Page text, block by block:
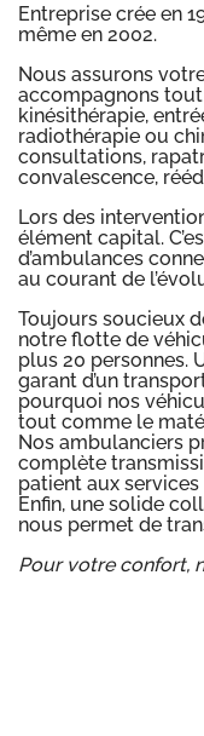
Entreprise crée en
même en 2002.
Nous assurons
accompagnons
kinésithérapie,
radiothérapie ou
consultations,
convalescence,
Lors des
élément capital.
d’ambulances
au courant de
Toujours soucieux
notre flotte de
plus 20 personnes.
garant d’un
pourquoi nos
tout comme le
Nos ambulanciers
complète
patient aux
Enfin, une solide
nous permet de
Pour votre confort,